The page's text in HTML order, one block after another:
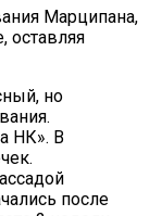
Марципана,
оставляя
но
НК». В
после